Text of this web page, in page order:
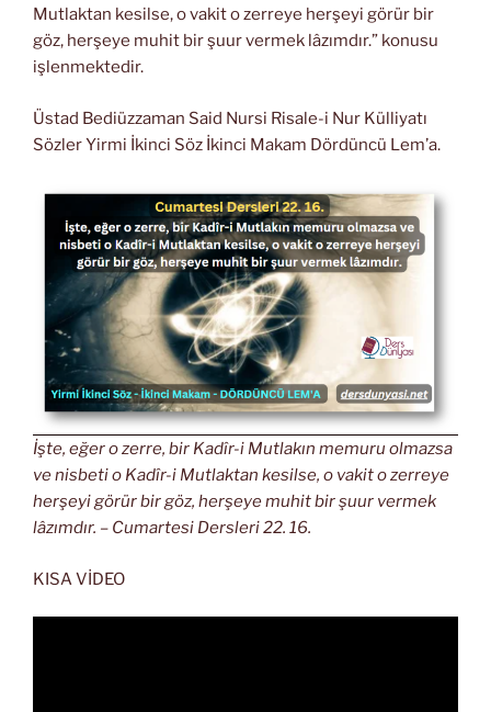
Mutlaktan kesilse, o vakit o zerreye herşeyi görür bir
göz, herşeye muhit bir şuur vermek lâzımdır.” konusu
işlenmektedir.
Üstad Bediüzzaman Said Nursi Risale-i Nur Külliyatı
Sözler Yirmi İkinci Söz İkinci Makam Dördüncü Lem’a.
İşte, eğer o zerre, bir Kadîr-i Mutlakın memuru olmazsa
ve nisbeti o Kadîr-i Mutlaktan kesilse, o vakit o zerreye
herşeyi görür bir göz, herşeye muhit bir şuur vermek
lâzımdır. – Cumartesi Dersleri 22. 16.
KISA VİDEO